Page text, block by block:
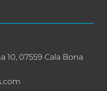
10, 07559 Cala Bona